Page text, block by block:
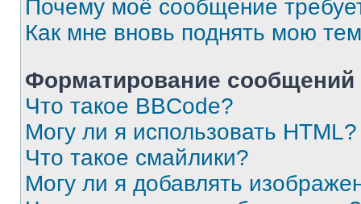
Почему моё сообщение
Как мне вновь поднять мою
Форматирование
Что такое BBCode?
Могу ли я использовать HTML?
Что такое смайлики?
Могу ли я добавлять